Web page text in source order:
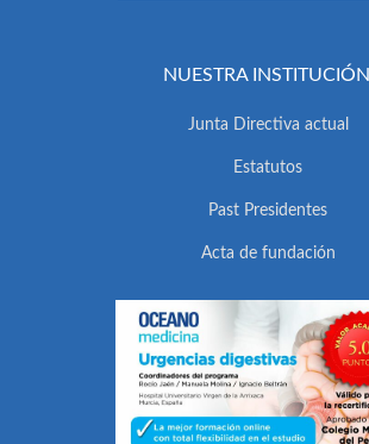
NUESTRA INSTITUCIÓN
Junta Directiva actual
Estatutos
Past Presidentes
Acta de fundación